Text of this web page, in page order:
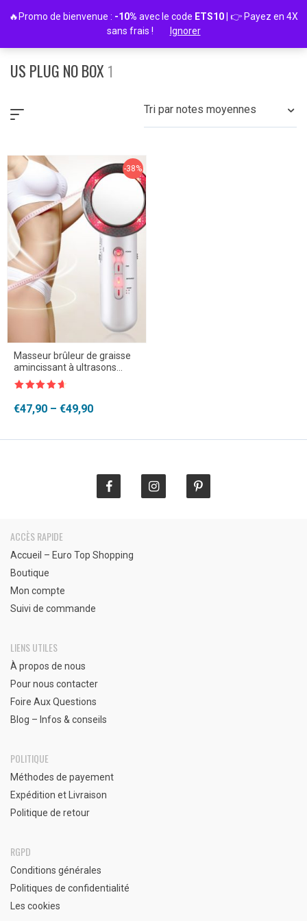
US PLUG NO BOX 1
Tri par notes moyennes
-38%
Masseur brûleur de graisse
amincissant à ultrasons
infrarouge
€47,90 – €49,90
Plage
ACCÈS RAPIDE
Accueil – Euro Top Shopping
Boutique
Mon compte
Suivi de commande
LIENS UTILES
À propos de nous
Pour nous contacter
Foire Aux Questions
Blog – Infos & conseils
POLITIQUE
Méthodes de payement
Expédition et Livraison
Politique de retour
RGPD
Conditions générales
Politiques de confidentialité
Les cookies
🔥Promo de bienvenue : -10% avec le code ETS10 | 👉 Payez en 4X
sans frais !
Ignorer